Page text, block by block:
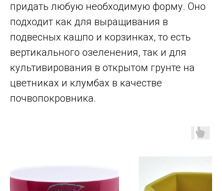
придать любую необходимую форму. Оно
подходит как для выращивания в
подвесных кашпо и корзинках, то есть
вертикального озеленения, так и для
культивирования в открытом грунте на
цветниках и клумбах в качестве
почвопокровника.